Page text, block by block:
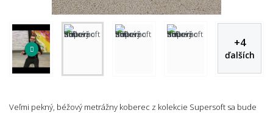
+4
ďalších
Veľmi pekný, béžový metrážny koberec z kolekcie Supersoft sa bude